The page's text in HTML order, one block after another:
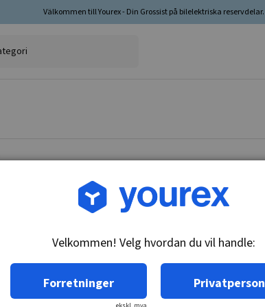
Välkommen till Yourex - Din Grossist på bilelektriska reservdelar.
Varenr.: 1850617
Velkommen! Velg hvordan du vil handle:
Forretninger Privatperson